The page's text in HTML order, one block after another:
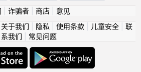
诈骗者| 商店| 意见
关于我们 隐私 使用条款| 儿童安全| 联
系我们
常见问题